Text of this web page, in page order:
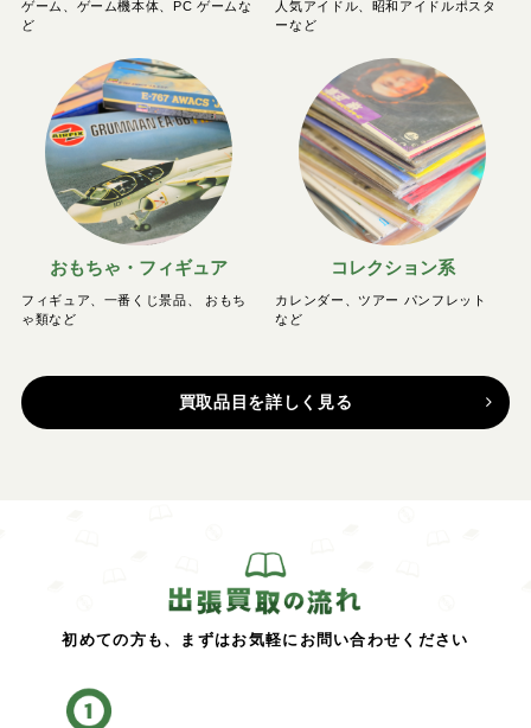
ゲーム、ゲーム機本体、PC ゲームな
ど
人気アイドル、昭和アイドルポスタ
ーなど
おもちゃ・フィギュア
フィギュア、一番くじ景品、 おもち
ゃ類など
コレクション系
カレンダー、ツアー パンフレット
など
買取品目を詳しく見る
初めての方も、まずはお気軽にお問い合わせください